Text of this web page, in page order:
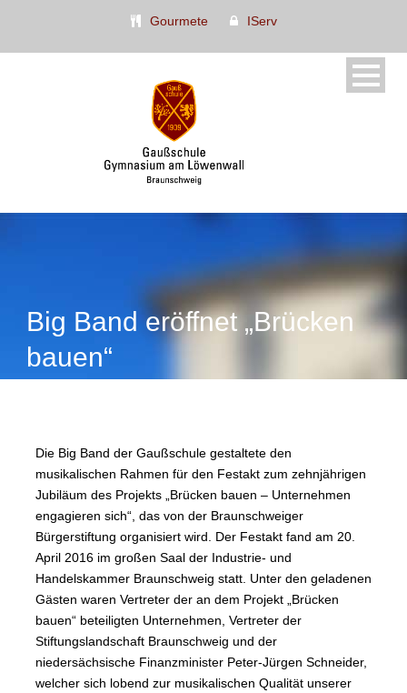
Gourmete IServ
Big Band eröffnet „Brücken
bauen“
Die Big Band der Gaußschule gestaltete den
musikalischen Rahmen für den Festakt zum zehnjährigen
Jubiläum des Projekts „Brücken bauen – Unternehmen
engagieren sich“, das von der Braunschweiger
Bürgerstiftung organisiert wird. Der Festakt fand am 20.
April 2016 im großen Saal der Industrie- und
Handelskammer Braunschweig statt. Unter den geladenen
Gästen waren Vertreter der an dem Projekt „Brücken
bauen“ beteiligten Unternehmen, Vertreter der
Stiftungslandschaft Braunschweig und der
niedersächsische Finanzminister Peter-Jürgen Schneider,
welcher sich lobend zur musikalischen Qualität unserer